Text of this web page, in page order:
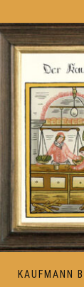
KAUFMANN